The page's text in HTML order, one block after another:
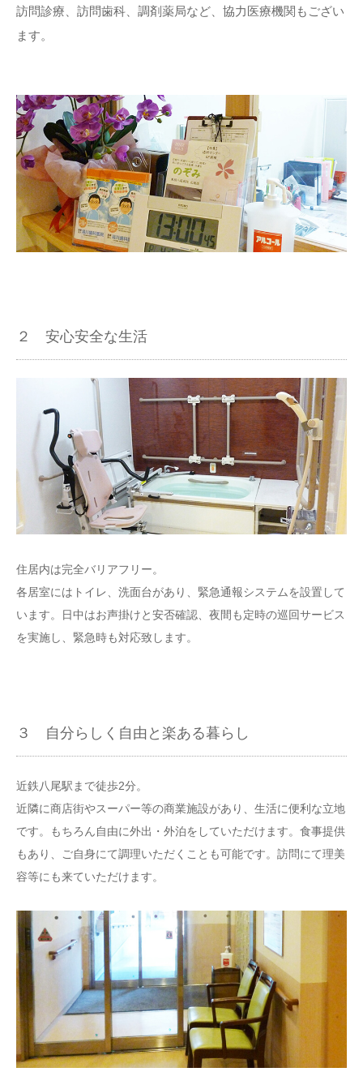
訪問診療、訪問歯科、調剤薬局など、協力医療機関もござい
ます。
２ 安心安全な生活
住居内は完全バリアフリー。
各居室にはトイレ、洗面台があり、緊急通報システムを設置して
います。日中はお声掛けと安否確認、夜間も定時の巡回サービス
を実施し、緊急時も対応致します。
３ 自分らしく自由と楽ある暮らし
近鉄八尾駅まで徒歩2分。
近隣に商店街やスーパー等の商業施設があり、生活に便利な立地
です。もちろん自由に外出・外泊をしていただけます。食事提供
もあり、ご自身にて調理いただくことも可能です。訪問にて理美
容等にも来ていただけます。